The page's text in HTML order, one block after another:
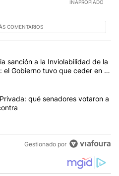
INAPROPIADO
COMENTARIOS
con más comentarios en los
título "El Senado dio media
sanción a la Inviolabilidad de la
el Gobierno tuvo que ceder en la
título "Ley de Propiedad
qué senadores votaron a
Gestionado por